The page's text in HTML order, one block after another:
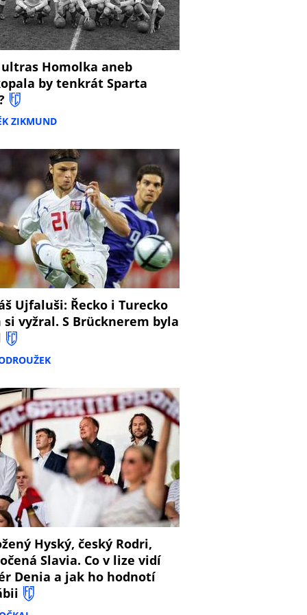
ultras Homolka aneb
by tenkrát Sparta
ZIKMUND
Ujfaluši: Řecko i Turecko
si vyžral. S Brücknerem byla
Hyský, český Rodri,
Slavia. Co v lize vidí
Denia a jak ho hodnotí
8